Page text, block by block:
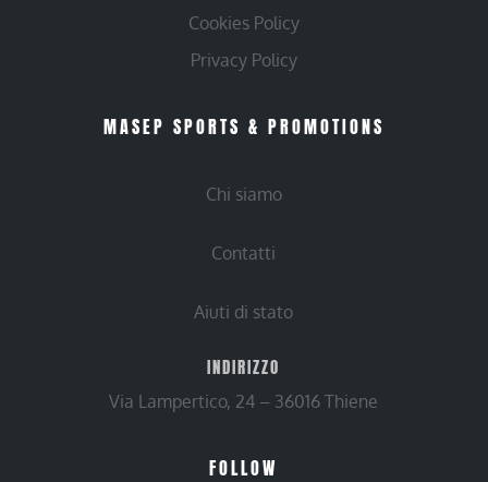
Cookies Policy
Privacy Policy
MASEP SPORTS & PROMOTIONS
Chi siamo
Contatti
Aiuti di stato
INDIRIZZO
Via Lampertico, 24 – 36016 Thiene
FOLLOW